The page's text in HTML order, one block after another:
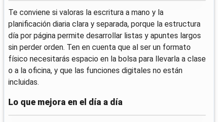
Te conviene si valoras la escritura a mano y la
planificación diaria clara y separada, porque la estructura
día por página permite desarrollar listas y apuntes largos
sin perder orden. Ten en cuenta que al ser un formato
físico necesitarás espacio en la bolsa para llevarla a clase
o a la oficina, y que las funciones digitales no están
incluidas.
Lo que mejora en el día a día